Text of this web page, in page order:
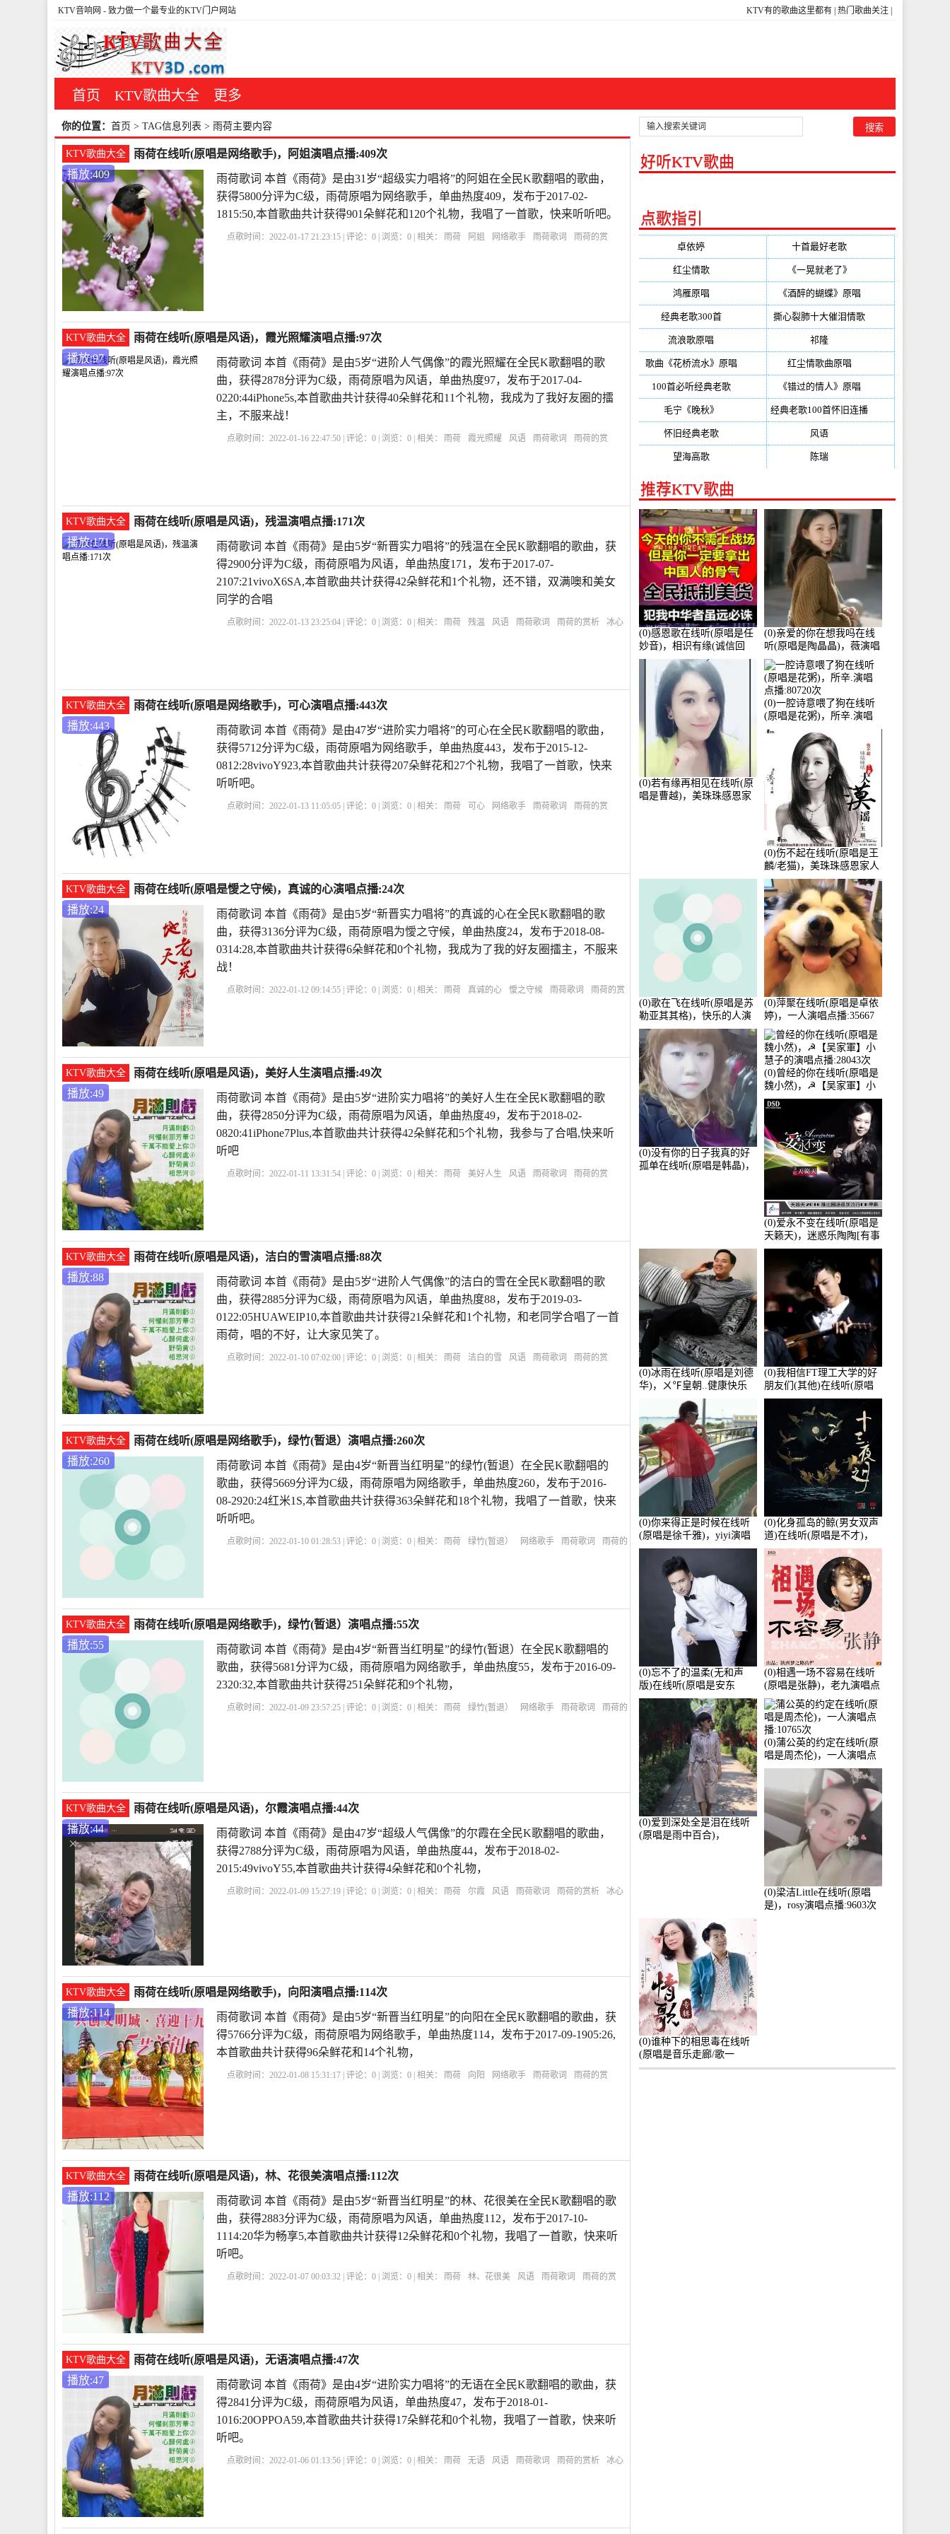
KTV有的歌曲这里都有 热门歌曲关注
KTV音响网 - 致力做一个最专业的KTV门户网站
首页 KTV歌曲大全 更多
你的位置： 首页 > TAG信息列表 > 雨荷主要内容
KTV歌曲大全
雨荷在线听(原唱是网络歌手)，阿姐演唱点播:409次
播放:409
雨荷歌词 本首《雨荷》是由31岁“超级实力唱将”的阿姐在全民K歌翻唱的歌曲，
获得5800分评为C级，雨荷原唱为网络歌手，单曲热度409，发布于2017-02-
1815:50,本首歌曲共计获得901朵鲜花和120个礼物，我唱了一首歌，快来听听吧。
点歌时间：2022-01-17 21:23:15 | 评论：0 | 浏览：0 | 相关： 雨荷 阿姐 网络歌手 雨荷歌词
雨荷的赏
KTV歌曲大全
雨荷在线听(原唱是风语)，霞光照耀演唱点播:97次
播放:97
雨荷歌词 本首《雨荷》是由5岁“进阶人气偶像”的霞光照耀在全民K歌翻唱的歌
曲，获得2878分评为C级，雨荷原唱为风语，单曲热度97，发布于2017-04-
0220:44iPhone5s,本首歌曲共计获得40朵鲜花和11个礼物，我成为了我好友圈的擂
主，不服来战！
点歌时间：2022-01-16 22:47:50 | 评论：0 | 浏览：0 | 相关： 雨荷 霞光照耀 风语 雨荷歌词
雨荷的赏
KTV歌曲大全
雨荷在线听(原唱是风语)，残温演唱点播:171次
播放:171
雨荷歌词 本首《雨荷》是由5岁“新晋实力唱将”的残温在全民K歌翻唱的歌曲，获
得2900分评为C级，雨荷原唱为风语，单曲热度171，发布于2017-07-
2107:21vivoX6SA,本首歌曲共计获得42朵鲜花和1个礼物，还不错，双满噢和美女
同学的合唱
点歌时间：2022-01-13 23:25:04 | 评论：0 | 浏览：0 | 相关： 雨荷 残温 风语 雨荷歌词 雨荷的赏析
冰心
KTV歌曲大全
雨荷在线听(原唱是网络歌手)，可心演唱点播:443次
播放:443
雨荷歌词 本首《雨荷》是由47岁“进阶实力唱将”的可心在全民K歌翻唱的歌曲，
获得5712分评为C级，雨荷原唱为网络歌手，单曲热度443，发布于2015-12-
0812:28vivoY923,本首歌曲共计获得207朵鲜花和27个礼物，我唱了一首歌，快来
听听吧。
点歌时间：2022-01-13 11:05:05 | 评论：0 | 浏览：0 | 相关： 雨荷 可心 网络歌手 雨荷歌词
雨荷的赏
KTV歌曲大全
雨荷在线听(原唱是懓之守候)，真诚的心演唱点播:24次
播放:24
雨荷歌词 本首《雨荷》是由5岁“新晋实力唱将”的真诚的心在全民K歌翻唱的歌
曲，获得3136分评为C级，雨荷原唱为懓之守候，单曲热度24，发布于2018-08-
0314:28,本首歌曲共计获得6朵鲜花和0个礼物，我成为了我的好友圈擂主，不服来
战！
点歌时间：2022-01-12 09:14:55 | 评论：0 | 浏览：0 | 相关： 雨荷 真诚的心 懓之守候 雨荷歌词
雨荷的赏
KTV歌曲大全
雨荷在线听(原唱是风语)，美好人生演唱点播:49次
播放:49
雨荷歌词 本首《雨荷》是由5岁“进阶实力唱将”的美好人生在全民K歌翻唱的歌
曲，获得2850分评为C级，雨荷原唱为风语，单曲热度49，发布于2018-02-
0820:41iPhone7Plus,本首歌曲共计获得42朵鲜花和5个礼物，我参与了合唱,快来听
听吧
点歌时间：2022-01-11 13:31:54 | 评论：0 | 浏览：0 | 相关： 雨荷 美好人生 风语 雨荷歌词
雨荷的赏
KTV歌曲大全
雨荷在线听(原唱是风语)，洁白的雪演唱点播:88次
播放:88
雨荷歌词 本首《雨荷》是由5岁“进阶人气偶像”的洁白的雪在全民K歌翻唱的歌
曲，获得2885分评为C级，雨荷原唱为风语，单曲热度88，发布于2019-03-
0122:05HUAWEIP10,本首歌曲共计获得21朵鲜花和1个礼物，和老同学合唱了一首
雨荷，唱的不好，让大家见笑了。
点歌时间：2022-01-10 07:02:00 | 评论：0 | 浏览：0 | 相关： 雨荷 洁白的雪 风语 雨荷歌词
雨荷的赏
KTV歌曲大全
雨荷在线听(原唱是网络歌手)，绿竹(暂退）演唱点播:260次
播放:260
雨荷歌词 本首《雨荷》是由4岁“新晋当红明星”的绿竹(暂退）在全民K歌翻唱的
歌曲，获得5669分评为C级，雨荷原唱为网络歌手，单曲热度260，发布于2016-
08-2920:24红米1S,本首歌曲共计获得363朵鲜花和18个礼物，我唱了一首歌，快来
听听吧。
点歌时间：2022-01-10 01:28:53 | 评论：0 | 浏览：0 | 相关： 雨荷 绿竹(暂退） 网络歌手 雨荷歌词
雨荷的
KTV歌曲大全
雨荷在线听(原唱是网络歌手)，绿竹(暂退）演唱点播:55次
播放:55
雨荷歌词 本首《雨荷》是由4岁“新晋当红明星”的绿竹(暂退）在全民K歌翻唱的
歌曲，获得5681分评为C级，雨荷原唱为网络歌手，单曲热度55，发布于2016-09-
2320:32,本首歌曲共计获得251朵鲜花和9个礼物，
点歌时间：2022-01-09 23:57:25 | 评论：0 | 浏览：0 | 相关： 雨荷 绿竹(暂退） 网络歌手 雨荷歌词
雨荷的
KTV歌曲大全
雨荷在线听(原唱是风语)，尔霞演唱点播:44次
播放:44
雨荷歌词 本首《雨荷》是由47岁“超级人气偶像”的尔霞在全民K歌翻唱的歌曲，
获得2788分评为C级，雨荷原唱为风语，单曲热度44，发布于2018-02-
2015:49vivoY55,本首歌曲共计获得4朵鲜花和0个礼物，
点歌时间：2022-01-09 15:27:19 | 评论：0 | 浏览：0 | 相关： 雨荷 尔霞 风语 雨荷歌词 雨荷的赏析
冰心
KTV歌曲大全
雨荷在线听(原唱是网络歌手)，向阳演唱点播:114次
播放:114
雨荷歌词 本首《雨荷》是由5岁“新晋当红明星”的向阳在全民K歌翻唱的歌曲，获
得5766分评为C级，雨荷原唱为网络歌手，单曲热度114，发布于2017-09-1905:26,
本首歌曲共计获得96朵鲜花和14个礼物，
点歌时间：2022-01-08 15:31:17 | 评论：0 | 浏览：0 | 相关： 雨荷 向阳 网络歌手 雨荷歌词
雨荷的赏
KTV歌曲大全
雨荷在线听(原唱是风语)，林、花很美演唱点播:112次
播放:112
雨荷歌词 本首《雨荷》是由5岁“新晋当红明星”的林、花很美在全民K歌翻唱的歌
曲，获得2883分评为C级，雨荷原唱为风语，单曲热度112，发布于2017-10-
1114:20华为畅享5,本首歌曲共计获得12朵鲜花和0个礼物，我唱了一首歌，快来听
听吧。
点歌时间：2022-01-07 00:03:32 | 评论：0 | 浏览：0 | 相关： 雨荷 林、花很美 风语 雨荷歌词
雨荷的赏
KTV歌曲大全
雨荷在线听(原唱是风语)，无语演唱点播:47次
播放:47
雨荷歌词 本首《雨荷》是由4岁“进阶实力唱将”的无语在全民K歌翻唱的歌曲，获
得2841分评为C级，雨荷原唱为风语，单曲热度47，发布于2018-01-
1016:20OPPOA59,本首歌曲共计获得17朵鲜花和0个礼物，我唱了一首歌，快来听
听吧。
点歌时间：2022-01-06 01:13:56 | 评论：0 | 浏览：0 | 相关： 雨荷 无语 风语 雨荷歌词 雨荷的赏析
冰心
好听KTV歌曲
点歌指引
卓依婷 十首最好老歌
红尘情歌(296) 《一晃就老了》
鸿雁原唱 《酒醉的蝴蝶》原唱
经典老歌300首(203) 撕心裂肺十大催泪情歌
流浪歌原唱 祁隆
歌曲《花桥流水》原唱 红尘情歌曲原唱
100首必听经典老歌(150) 《错过的情人》原唱
毛宁《晚秋》 经典老歌100首怀旧连播
怀旧经典老歌(133) 风语
望海高歌(131) 陈瑞
推荐KTV歌曲
(0)感恩歌在线听(原唱是任
妙音)，相识有缘(诚信回
访)演唱点播:161288次
(0)亲爱的你在想我吗在线
听(原唱是陶晶晶)，薇演唱
点播:159722次
(0)若有缘再相见在线听(原
唱是曹越)，美珠珠感恩家
(0)一腔诗意喂了狗在线听
(原唱是花粥)，所辛.演唱
点播:80720次
(0)伤不起在线听(原唱是王
麟/老猫)，美珠珠感恩家人
演唱点播:80218次
(0)歌在飞在线听(原唱是苏
勒亚其其格)，快乐的人演
唱点播:36次
(0)萍聚在线听(原唱是卓依
婷)，一人演唱点播:35667
次
(0)没有你的日子我真的好
孤单在线听(原唱是韩晶)，
(0)曾经的你在线听(原唱是
魏小然)，☭【吴家軍】小
慧子的演唱点播:28043次
(0)爱永不变在线听(原唱是
天籁天)，迷惑乐陶陶[有事
暂离]演唱点播:27678次
(0)冰雨在线听(原唱是刘德
华)，ㄨ℉皇朝..健康快乐
演唱点播:26643次
(0)我相信FT理工大学的好
朋友们(其他)在线听(原唱
是杨培安)，老乔演唱点
播:23714次
(0)你来得正是时候在线听
(原唱是徐千雅)，yiyi演唱
点播:21991次
(0)化身孤岛的鲸(男女双声
道)在线听(原唱是不才)，
HGBai演唱点播:19428次
(0)忘不了的温柔(无和声
版)在线听(原唱是安东
阳)，老九演唱点播:17392
次
(0)相遇一场不容易在线听
(原唱是张静)，老九演唱点
播:11453次
(0)爱到深处全是泪在线听
(原唱是雨中百合)，
(0)蒲公英的约定在线听(原
唱是周杰伦)，一人演唱点
播:10765次
(0)梁洁Little在线听(原唱
是)，rosy演唱点播:9603次
(0)谁种下的相思毒在线听
(原唱是音乐走廊/歌一
生)，小群演唱点播:8975次